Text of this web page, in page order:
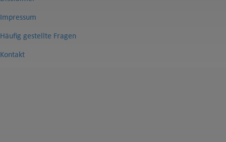
Impressum
Häufig gestellte Fragen
Kontakt